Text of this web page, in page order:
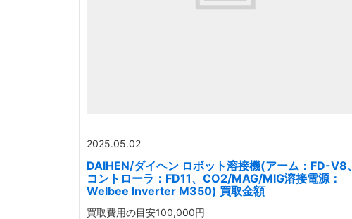
2025.05.02
DAIHEN/ダイヘン ロボット溶接機(アーム：FD-V8、
コントローラ：FD11、CO2/MAG/MIG溶接電源：
Welbee Inverter M350) 買取金額
買取費用の目安100,000円